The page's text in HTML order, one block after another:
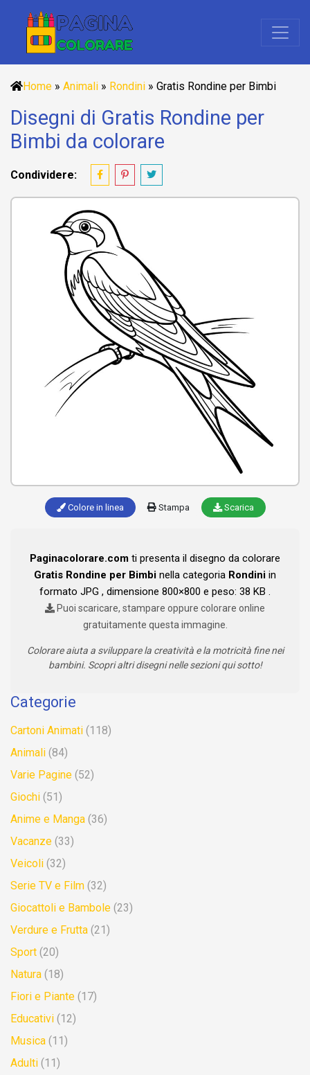
Home » Animali » Rondini » Gratis Rondine per Bimbi
Disegni di Gratis Rondine per
Bimbi da colorare
Condividere:
Colore in linea Stampa Scarica
Paginacolorare.com ti presenta il disegno da colorare
Gratis Rondine per Bimbi nella categoria Rondini in
formato JPG , dimensione 800×800 e peso: 38 KB .
Puoi scaricare, stampare oppure colorare online
gratuitamente questa immagine.
Colorare aiuta a sviluppare la creatività e la motricità fine nei
bambini. Scopri altri disegni nelle sezioni qui sotto!
Categorie
Cartoni Animati (118)
Animali (84)
Varie Pagine (52)
Giochi (51)
Anime e Manga (36)
Vacanze (33)
Veicoli (32)
Serie TV e Film (32)
Giocattoli e Bambole (23)
Verdure e Frutta (21)
Sport (20)
Natura (18)
Fiori e Piante (17)
Educativi (12)
Musica (11)
Adulti (11)